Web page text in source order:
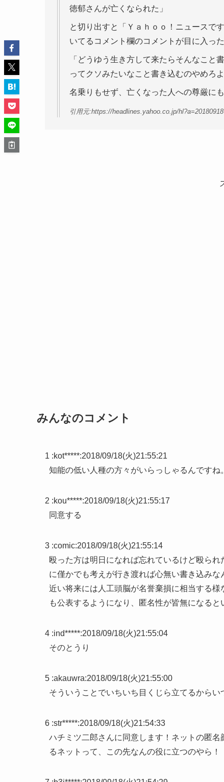
徳郁さんが亡くなられた」
と切り出すと「Ｙａｈｏｏ！ニュースで
いてるコメント欄のコメントが目に入っ
「どうゆう生き方して来たらそんなこと
ってクソみたいなこと書き込むのやめろよ
名乗りもせず、亡くなった人への尊厳に
引用元:https://headlines.yahoo.co.jp/
みんなのコメント
1 :kot*****:2018/09/18(火)21:55:21
知能の低い人種の方々がいらっしゃるんですね
2 :kou*****:2018/09/18(火)21:55:17
同意する
3 :comic:2018/09/18(火)21:55:14
殴った方は明日になれば忘れているけど殴ら
に僅かでも考えが行き渡れば心無い書き込みな
近い将来には人工頭脳が名誉棄損に相当する
も公表するようになり、匿名性が皆無になる
4 :ind*****:2018/09/18(火)21:55:04
そのとうり
5 :akauwra:2018/09/18(火)21:55:00
そういうことでいちいち目くじら立てるからい
6 :str*****:2018/09/18(火)21:54:33
ハチミツ二郎さんに同意します！ネットの匿
るネットって、この先なんの役に立つのやら！